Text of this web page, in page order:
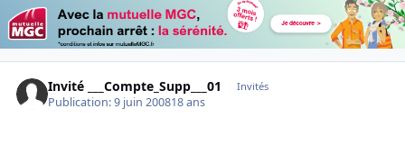
Invité ___Compte_Supp___01 Invités
Publication:9 juin 200818 ans